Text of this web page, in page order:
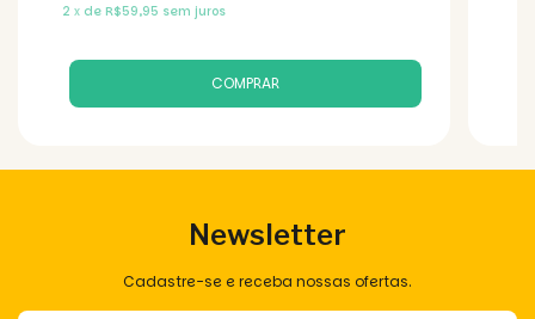
2 x de R$59,95 sem juros
Newsletter
Cadastre-se e receba nossas ofertas.